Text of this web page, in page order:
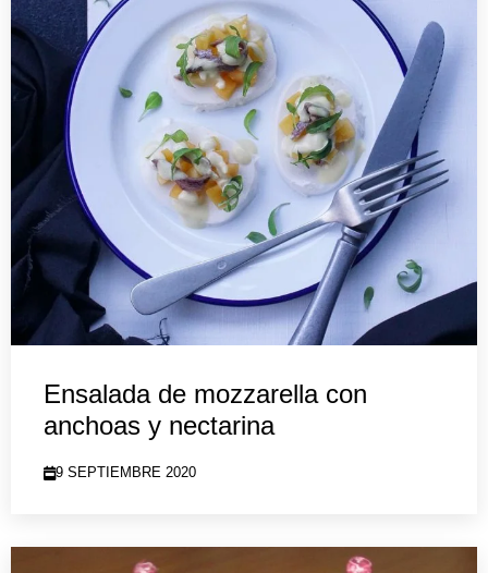
Ensalada de mozzarella con
anchoas y nectarina
9 SEPTIEMBRE 2020